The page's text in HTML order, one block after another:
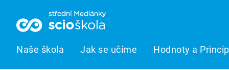
Naše škola Jak se učíme Hodnoty a